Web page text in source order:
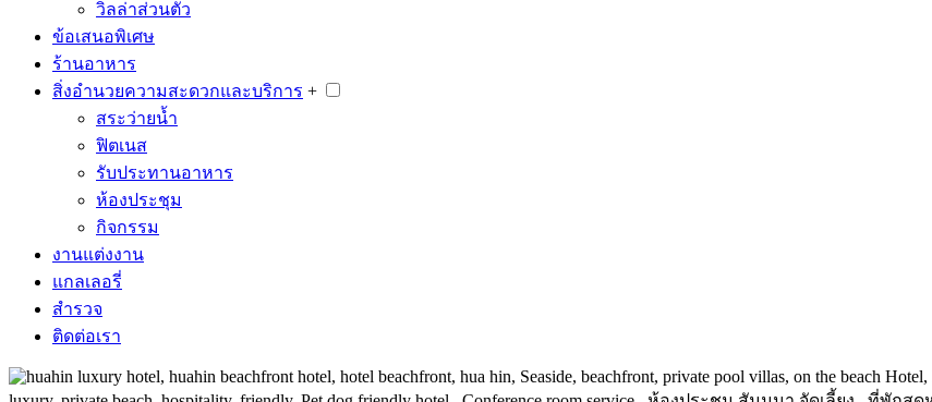
วิลล่าส่วนตัว
ข้อเสนอพิเศษ
ร้านอาหาร
สิ่งอำนวยความสะดวกและบริการ +
สระว่ายน้ำ
ฟิตเนส
รับประทานอาหาร
ห้องประชุม
กิจกรรม
งานแต่งงาน
แกลเลอรี่
สำรวจ
ติดต่อเรา